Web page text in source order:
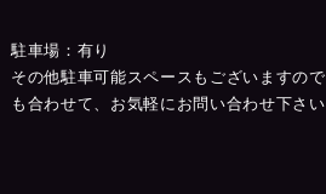
駐車場：有り
その他駐車可能スペースもございますの
も合わせて、お気軽にお問い合わせ下さい